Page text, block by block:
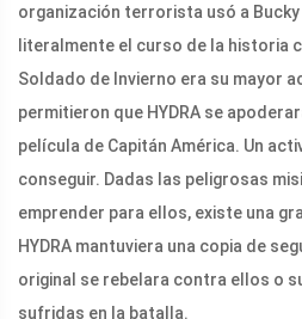
organización terrorista usó a
literalmente el curso de la historia
Soldado de Invierno era su mayor
permitieron que HYDRA se
película de Capitán América. Un
conseguir. Dadas las peligrosas
emprender para ellos, existe una
HYDRA mantuviera una copia de
original se rebelara contra ellos o
sufridas en la batalla.